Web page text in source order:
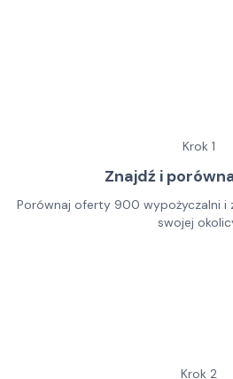
Krok 1
Znajdź i
Porównaj oferty 900 wypożyczalni i
swojej
Krok 2